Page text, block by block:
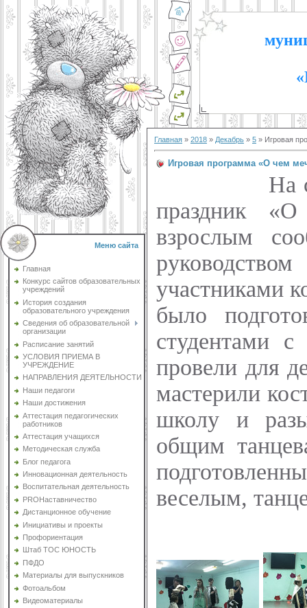
Меню сайта
Главная
Конкурс сайтов образовательных
учреждений
История создания
образовательного учреждения
Сведения об образовательной
организации
Расписание занятий
УСЛОВИЯ ПРИЕМА В
УЧРЕЖДЕНИЕ
НАПРАВЛЕНИЯ ДЕЯТЕЛЬНОСТИ
Наши педагоги
Наши достижения
Аттестация педагогических
работников
Аттестация учащихся
Методическая служба
Блог педагога
Инновационная деятельность
Воспитательная деятельность
PROНаставничество
Дистанционное обучение
Инициативы и проекты
Профориентация
Штаб ТОС ЮНОСТЬ
ПФДО
Материалы для выпускников
Фотоальбом
Видеоматериалы
Главная » 2018 » Декабрь » 5 » Игровая
Игровая программа «О чем
На
праздник
взрослым
участниками
было
студентами с
провели для
мастерили
школу и
общим
веселым,